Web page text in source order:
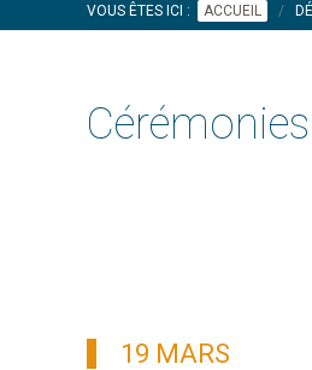
VOUS ÊTES ICI : ACCUEIL
19 MARS